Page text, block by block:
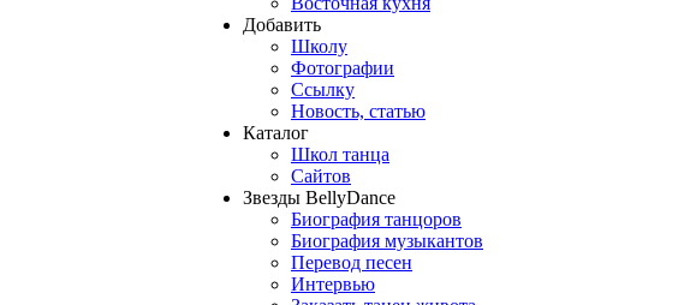
Добавить
Школу
Фотографии
Ссылку
Новость, статью
Каталог
Школ танца
Сайтов
Звезды BellyDance
Биография танцоров
Биография музыкантов
Перевод песен
Интервью